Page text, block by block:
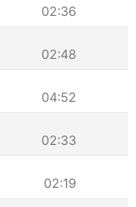
02:36
02:48
04:52
02:33
02:19